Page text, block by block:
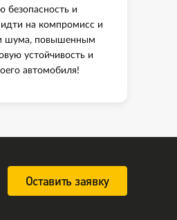
безопасность и
идти на компромисс и
шума, повышенным
устойчивость и
автомобиля!
Оставить заявку